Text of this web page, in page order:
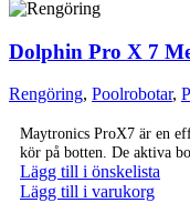
Dolphin Pro X 7
Rengöring, Poolrobotar,
Maytronics ProX7 är en
kör på botten. De aktiva
Lägg till i önskelista
Lägg till i varukorg